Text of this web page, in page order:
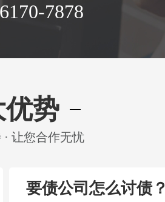
7878
优势
让您合作无忧
要债公司怎么讨债？